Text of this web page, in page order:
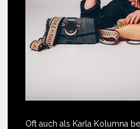
Oft auch als Karla Kolumna